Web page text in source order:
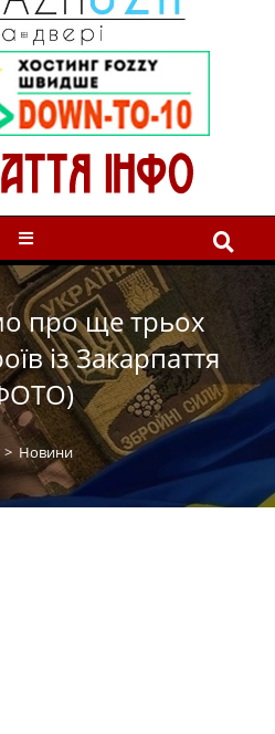
про ще трьох
із Закарпаття
> Новини